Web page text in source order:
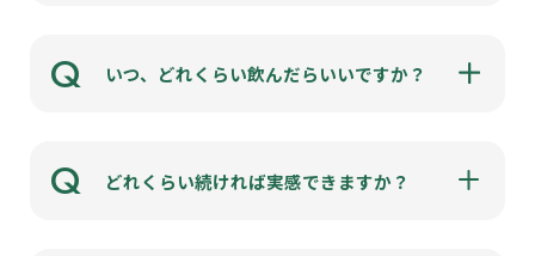
Q いつ、どれくらい飲んだらいいですか？
Q どれくらい続ければ実感できますか？